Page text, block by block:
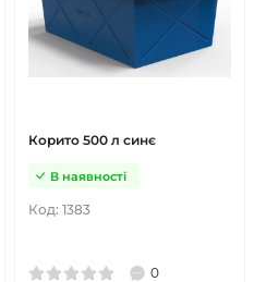
Корито 500 л синє
Код: 1383
В наявності
0